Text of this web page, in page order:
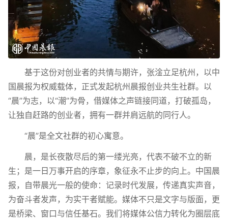
基于这份对创业者的共情与期许，张淦立足杭州，以中
国晨报为权威载体，正式发起杭州晨报创业共生社群。以
“晨”为志，以“潮”为骨，借媒体之声链接同道，打破孤岛，
让独自赶路的创业者，拥有一群并肩远航的同行人。
“晨”是全文社群的初心寓意。
晨，是长夜散尽后的第一缕光亮，代表不破不立的新
生；是一日万事开启的序章，象征永不止步的向上。中国晨
报，自带晨光一般的使命：记录时代发展，传递真实声音，
为奋斗者发声，为实干者赋能。媒体不只是文字与版面，更
是桥梁、窗口与信任基石。我们将媒体公信力转化为圈层底